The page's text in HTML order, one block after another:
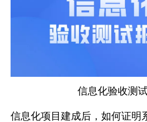
信息化验收测试
信息化项目建成后，如何证明